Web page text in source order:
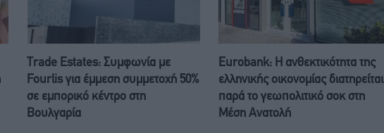
Trade Estates: Συμφωνία με
Fourlis για έμμεση συμμετοχή 50%
σε εμπορικό κέντρο στη
Βουλγαρία
Eurobank: Η ανθεκτικότητα της
ελληνικής οικονομίας διατηρείται
παρά το γεωπολιτικό σοκ στη
Μέση Ανατολή